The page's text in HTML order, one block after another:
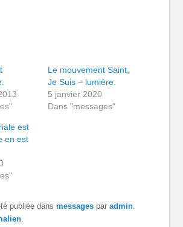
Le mouvement Saint,
Je Suis – lumière.
5 janvier 2020
Dans "messages"
est
en est
publiée dansmessages paradmin.
.